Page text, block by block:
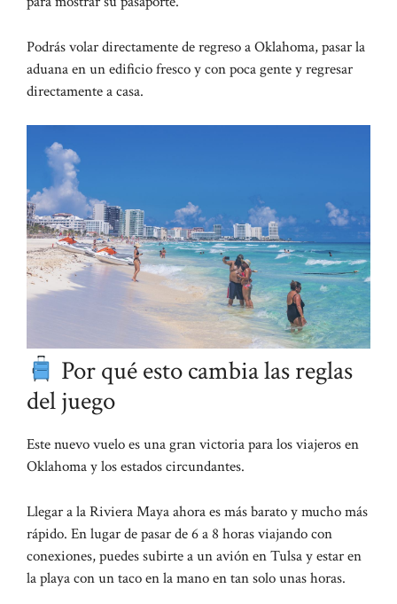
Podrás volar directamente de regreso a Oklahoma, pasar la
aduana en un edificio fresco y con poca gente y regresar
directamente a casa.
Por qué esto cambia las reglas
del juego
Este nuevo vuelo es una gran victoria para los viajeros en
Oklahoma y los estados circundantes.
Llegar a la Riviera Maya ahora es más barato y mucho más
rápido. En lugar de pasar de 6 a 8 horas viajando con
conexiones, puedes subirte a un avión en Tulsa y estar en
la playa con un taco en la mano en tan solo unas horas.